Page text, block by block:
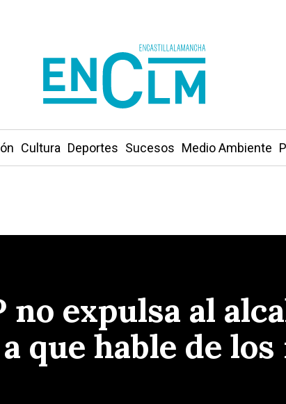
Cultura Deportes Sucesos Medio Ambiente
no expulsa al
que hable de